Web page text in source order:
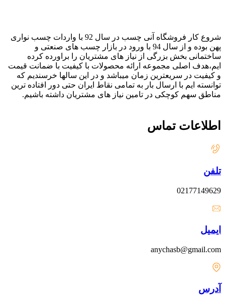
شروع کار فروشگاه آنی چسب در سال 92 با واردات چسب نواری
پهن بوده و از سال 94 با ورود در بازار چسب های صنعتی و
ساختمانی بخش بزرگی از نیاز های مشتریان را براورده کرده
ایم،هدف اصلی مجموعه ارائه محصولات با کیفیت با ضمانت قیمت
و کیفیت در سریعترین زمان میباشد و در این سالها خرسندیم که
توانسته ایم با ارسال بار به تمامی نقاط ایران حتی دور افتاده ترین
مناطق سهم کوچکی در تامین نیاز های مشتریان داشته باشیم.
اطلاعات تماس
تلفن
02177149629
ایمیل
anychasb@gmail.com
آدرس